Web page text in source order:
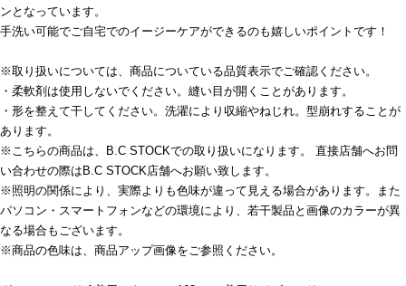
ンとなっています。
手洗い可能でご自宅でのイージーケアができるのも嬉しいポイントです！
※取り扱いについては、商品についている品質表示でご確認ください。
・柔軟剤は使用しないでください。縫い目が開くことがあります。
・形を整えて干してください。洗濯により収縮やねじれ。型崩れすることが
あります。
※こちらの商品は、B.C STOCKでの取り扱いになります。 直接店舗へお問
い合わせの際はB.C STOCK店舗へお願い致します。
※照明の関係により、実際よりも色味が違って見える場合があります。また
パソコン・スマートフォンなどの環境により、若干製品と画像のカラーが異
なる場合もございます。
※商品の色味は、商品アップ画像をご参照ください。